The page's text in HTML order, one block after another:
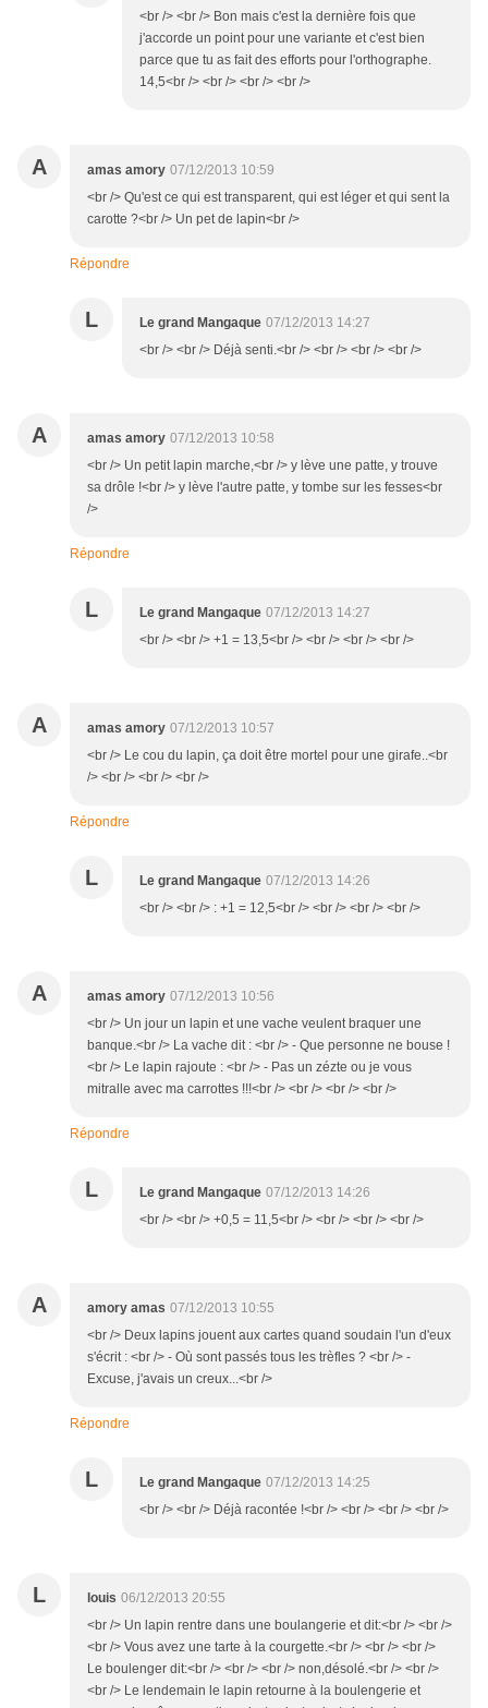
<br /> <br /> Bon mais c'est la dernière fois que
j'accorde un point pour une variante et c'est bien
parce que tu as fait des efforts pour l'orthographe.
14,5<br /> <br /> <br /> <br />
A amas amory 07/12/2013 10:59
<br /> Qu'est ce qui est transparent, qui est léger et qui sent la
carotte ?<br /> Un pet de lapin<br />
Répondre
L Le grand Mangaque 07/12/2013 14:27
<br /> <br /> Déjà senti.<br /> <br /> <br /> <br />
A amas amory 07/12/2013 10:58
<br /> Un petit lapin marche,<br /> y lève une patte, y trouve
sa drôle !<br /> y lève l'autre patte, y tombe sur les fesses<br
/>
Répondre
L Le grand Mangaque 07/12/2013 14:27
<br /> <br /> +1 = 13,5<br /> <br /> <br /> <br />
A amas amory 07/12/2013 10:57
<br /> Le cou du lapin, ça doit être mortel pour une girafe..<br
/> <br /> <br /> <br />
Répondre
L Le grand Mangaque 07/12/2013 14:26
<br /> <br /> : +1 = 12,5<br /> <br /> <br /> <br />
A amas amory 07/12/2013 10:56
<br /> Un jour un lapin et une vache veulent braquer une
banque.<br /> La vache dit : <br /> - Que personne ne bouse !
<br /> Le lapin rajoute : <br /> - Pas un zézte ou je vous
mitralle avec ma carrottes !!!<br /> <br /> <br /> <br />
Répondre
L Le grand Mangaque 07/12/2013 14:26
<br /> <br /> +0,5 = 11,5<br /> <br /> <br /> <br />
A amory amas 07/12/2013 10:55
<br /> Deux lapins jouent aux cartes quand soudain l'un d'eux
s'écrit : <br /> - Où sont passés tous les trèfles ? <br /> -
Excuse, j'avais un creux...<br />
Répondre
L Le grand Mangaque 07/12/2013 14:25
<br /> <br /> Déjà racontée !<br /> <br /> <br /> <br />
L louis 06/12/2013 20:55
<br /> Un lapin rentre dans une boulangerie et dit:<br /> <br />
<br /> Vous avez une tarte à la courgette.<br /> <br /> <br />
Le boulenger dit:<br /> <br /> <br /> non,désolé.<br /> <br />
<br /> Le lendemain le lapin retourne à la boulengerie et